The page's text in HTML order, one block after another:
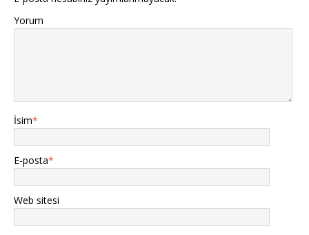
Yorum
İsim*
E-posta*
Web sitesi